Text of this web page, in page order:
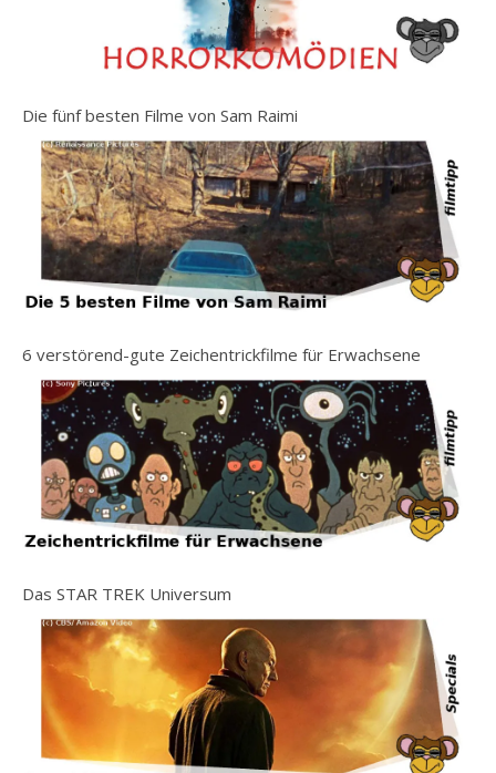
Die fünf besten Filme von Sam Raimi
6 verstörend-gute Zeichentrickfilme für Erwachsene
Das STAR TREK Universum